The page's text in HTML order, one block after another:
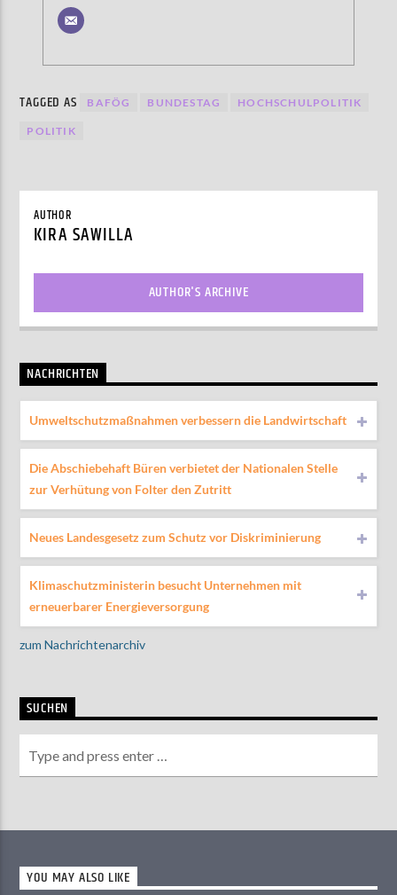
TAGGED AS BAFÖG BUNDESTAG HOCHSCHULPOLITIK
POLITIK
AUTHOR
KIRA SAWILLA
AUTHOR'S ARCHIVE
NACHRICHTEN
Umweltschutzmaßnahmen verbessern die Landwirtschaft
Die Abschiebehaft Büren verbietet der Nationalen Stelle
zur Verhütung von Folter den Zutritt
Neues Landesgesetz zum Schutz vor Diskriminierung
Klimaschutzministerin besucht Unternehmen mit
erneuerbarer Energieversorgung
zum Nachrichtenarchiv
SUCHEN
YOU MAY ALSO LIKE